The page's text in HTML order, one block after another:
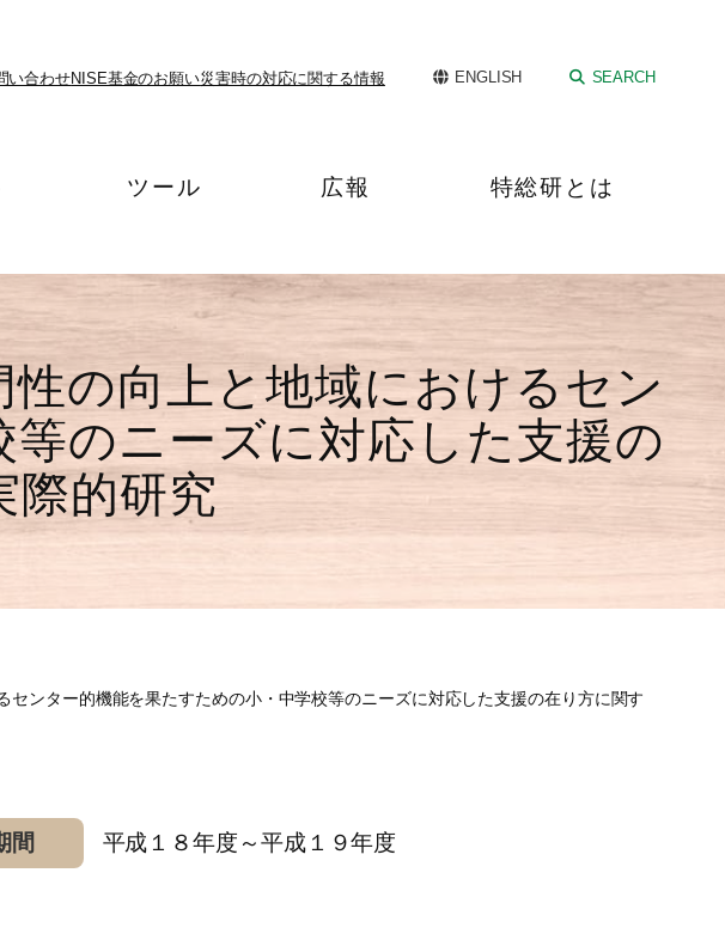
い合わせNISE基金のお願い災害時の対応に関する情報 ENGLISH SEARCH
ツール 広報 特総研とは
の向上と地域におけるセン
のニーズに対応した支援の
際的研究
ンター的機能を果たすための小・中学校等のニーズに対応した支援の在り方に関す
間 平成１８年度～平成１９年度